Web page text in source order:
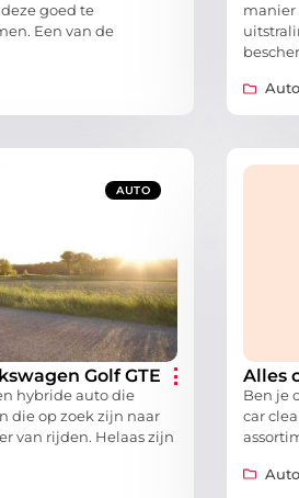
goed te
Een van de
manier
Auto
AUTO
Golf GTE
hybride auto die
die op zoek zijn naar
van rijden. Helaas zijn
Alles
Ben je
car
Auto